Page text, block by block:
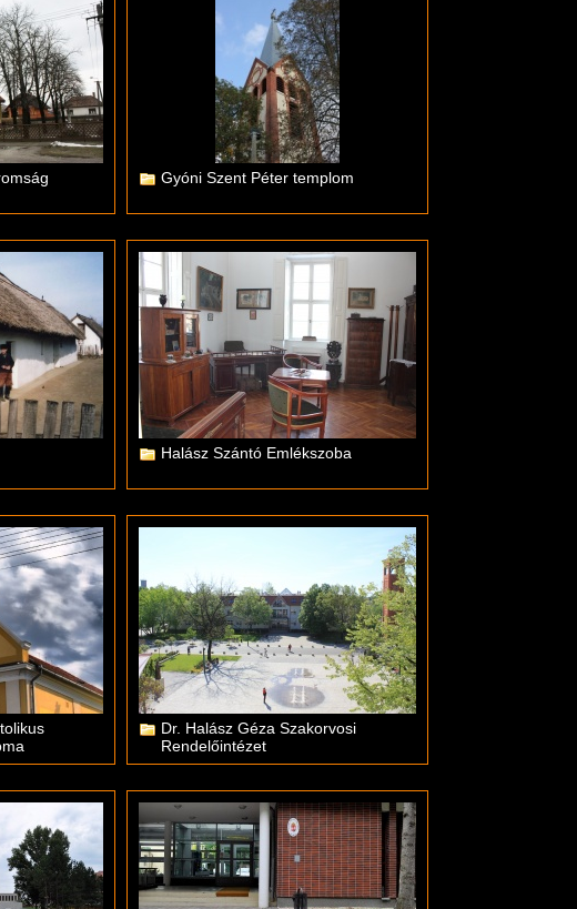
Gyóni Szent Péter templom
Halász Szántó Emlékszoba
Dr. Halász Géza Szakorvosi
Rendelőintézet